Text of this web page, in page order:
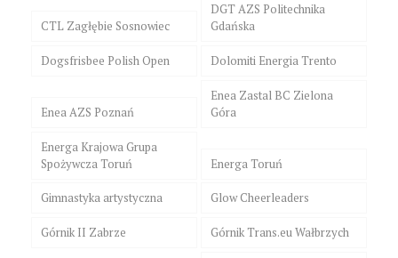
CTL Zagłębie Sosnowiec
DGT AZS Politechnika
Gdańska
Dogsfrisbee Polish Open Dolomiti Energia Trento
Enea AZS Poznań
Enea Zastal BC Zielona
Góra
Energa Krajowa Grupa
Spożywcza Toruń
Energa Toruń
Gimnastyka artystyczna Glow Cheerleaders
Górnik II Zabrze Górnik Trans.eu Wałbrzych